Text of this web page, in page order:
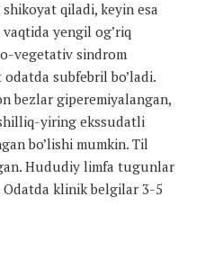
qiladi, keyin esa
yengil og’riq
vegetativ sindrom
subfebril bo’ladi.
bezlar giperemiyalangan,
yiring ekssudatli
bo’lishi mumkin. Til
Hududiy limfa tugunlar
klinik belgilar 3-5